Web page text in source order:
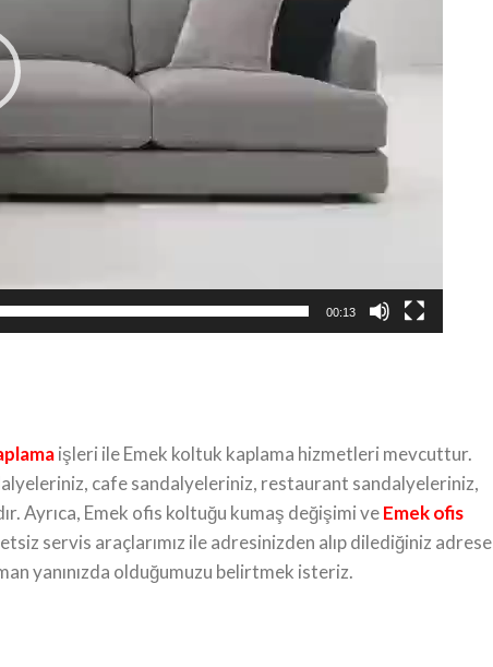
00:13
işleri ile Emek koltuk kaplama hizmetleri mevcuttur.
cafe sandalyeleriniz, restaurant sandalyeleriniz,
Ayrıca, Emek ofis koltuğu kumaş değişimi veEmek ofis
servis araçlarımız ile adresinizden alıp dilediğiniz adrese
yanınızda olduğumuzu belirtmek isteriz.